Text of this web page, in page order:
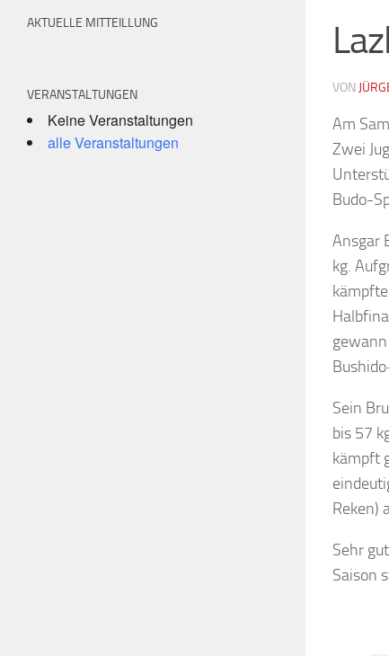
VON
Am
Zwei
Budo-
Ansgar
kg.
Sein
bis 57
kämpft
Reken)
Sehr
Saison
AKTUELLE MITTEILLUNG
VERANSTALTUNGEN
Keine Veranstaltungen
alle Veranstaltungen